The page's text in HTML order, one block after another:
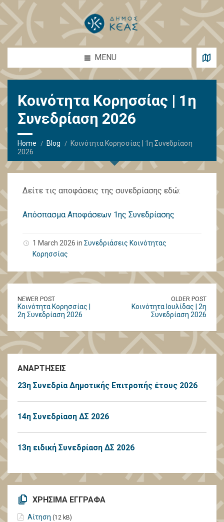
MENU
Κοινότητα Κορησσίας | 1η
Συνεδρίαση 2026
Home Blog
Κοινότητα Κορησσίας | 1η Συνεδρίαση
2026
Δείτε τις αποφάσεις της συνεδρίασης εδώ:
Απόσπασμα Αποφάσεων 1ης Συνεδρίασης
1 March 2026 in Συνεδριάσεις Κοινότητας
Κορησσίας
NEWER POST
Κοινότητα Κορησσίας |
2η Συνεδρίαση 2026
OLDER POST
Κοινότητα Ιουλίδας | 2η
Συνεδρίαση 2026
ΑΝΑΡΤΗΣΕΙΣ
23η Συνεδρία Δημοτικής Επιτροπής έτους 2026
14η Συνεδρίαση ΔΣ 2026
13η ειδική Συνεδρίαση ΔΣ 2026
ΧΡΗΣΙΜΑ ΕΓΓΡΑΦΑ
Αίτηση (12 kB)